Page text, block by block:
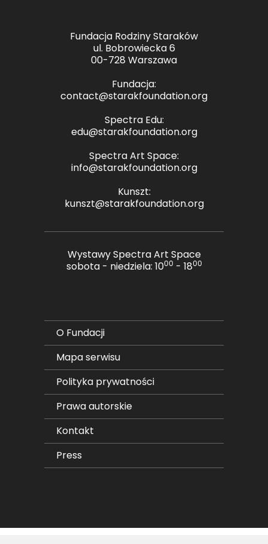
Fundacja Rodziny Staraków
ul. Bobrowiecka 6
00-728 Warszawa
Fundacja:
contact@starakfoundation.org
Spectra Edu:
edu@starakfoundation.org
Spectra Art Space:
info@starakfoundation.org
Kunszt:
kunszt@starakfoundation.org
Wystawy Spectra Art Space
sobota - niedziela: 1000 - 1800
O Fundacji
Mapa serwisu
Polityka prywatności
Prawa autorskie
Kontakt
Press